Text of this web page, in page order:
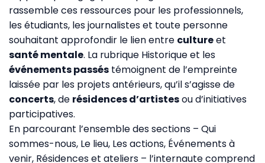
rassemble ces ressources pour les professionnels,
les étudiants, les journalistes et toute personne
souhaitant approfondir le lien entre cultureet
santé mentale. La rubrique Historiqueet les
événements passés témoignent de l’empreinte
laissée par les projets antérieurs, qu’il s’agisse de
concerts, de résidences d’artistesou d’initiatives
participatives.
En parcourant l’ensemble des sections – Qui
sommes-nous, Le lieu, Les actions, Événements à
venir, Résidences et ateliers – l’internaute comprend